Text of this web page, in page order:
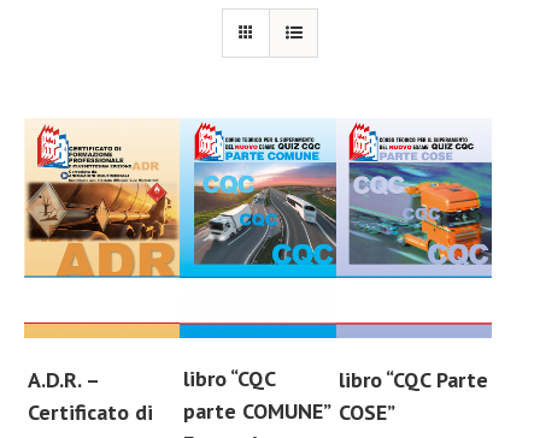
A.D.R. –
Certificato di
libro “CQC
parte COMUNE”
libro “CQC Parte
COSE”